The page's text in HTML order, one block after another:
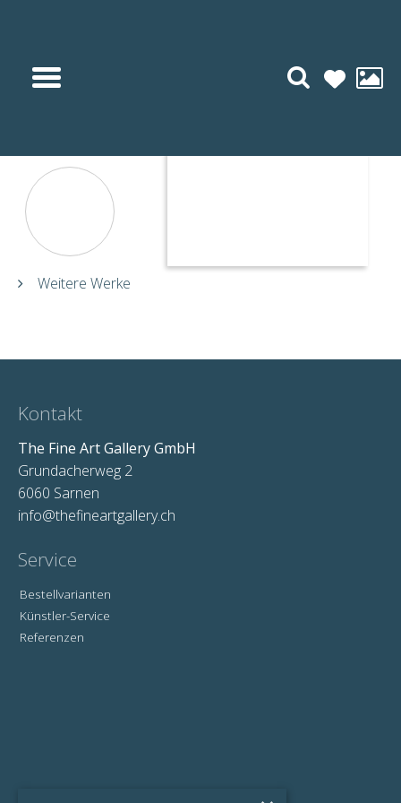
Weitere Werke
Kontakt
The Fine Art Gallery GmbH
Grundacherweg 2
6060 Sarnen
info@thefineartgallery.ch
Service
Bestellvarianten
Künstler-Service
Referenzen